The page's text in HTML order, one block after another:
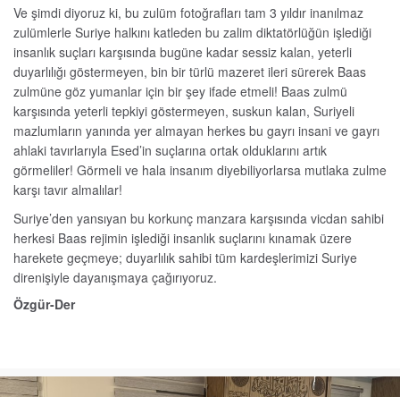
Ve şimdi diyoruz ki, bu zulüm fotoğrafları tam 3 yıldır inanılmaz
zulümlerle Suriye halkını katleden bu zalim diktatörlüğün işlediği
insanlık suçları karşısında bugüne kadar sessiz kalan, yeterli
duyarlılığı göstermeyen, bin bir türlü mazeret ileri sürerek Baas
zulmüne göz yumanlar için bir şey ifade etmeli! Baas zulmü
karşısında yeterli tepkiyi göstermeyen, suskun kalan, Suriyeli
mazlumların yanında yer almayan herkes bu gayrı insani ve gayrı
ahlaki tavırlarıyla Esed’in suçlarına ortak olduklarını artık
görmeliler! Görmeli ve hala insanım diyebiliyorlarsa mutlaka zulme
karşı tavır almalılar!
Suriye’den yansıyan bu korkunç manzara karşısında vicdan sahibi
herkesi Baas rejimin işlediği insanlık suçlarını kınamak üzere
harekete geçmeye; duyarlılık sahibi tüm kardeşlerimizi Suriye
direnişiyle dayanışmaya çağırıyoruz.
Özgür-Der